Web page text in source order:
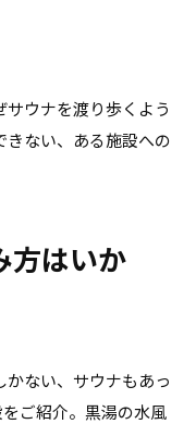
ウナを渡り歩くよう
きない、ある施設への
方はいか
ない、サウナもあっ
ご紹介。黒湯の水風